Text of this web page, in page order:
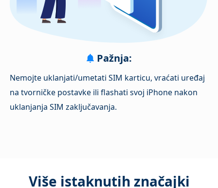
Pažnja:
Nemojte uklanjati/umetati SIM karticu, vraćati uređaj
na tvorničke postavke ili flashati svoj iPhone nakon
uklanjanja SIM zaključavanja.
Više istaknutih značajki